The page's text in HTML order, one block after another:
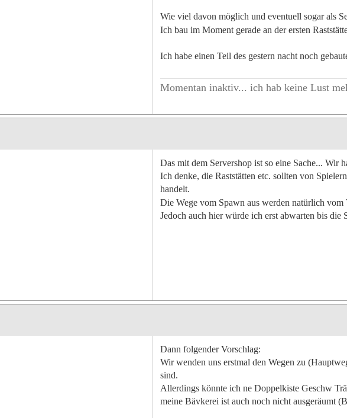
Wie viel davon möglich und eventuell sogar als
Ich bau im Moment gerade an der ersten
Ich habe einen Teil des gestern nacht noch
Momentan inaktiv... ich hab keine Lust
Das mit dem Servershop ist so eine Sache... Wir
Ich denke, die Raststätten etc. sollten von
handelt.
Die Wege vom Spawn aus werden natürlich
Jedoch auch hier würde ich erst abwarten bis die
Dann folgender Vorschlag:
Wir wenden uns erstmal den Wegen zu
sind.
Allerdings könnte ich ne Doppelkiste Geschw
meine Bävkerei ist auch noch nicht ausgeräumt